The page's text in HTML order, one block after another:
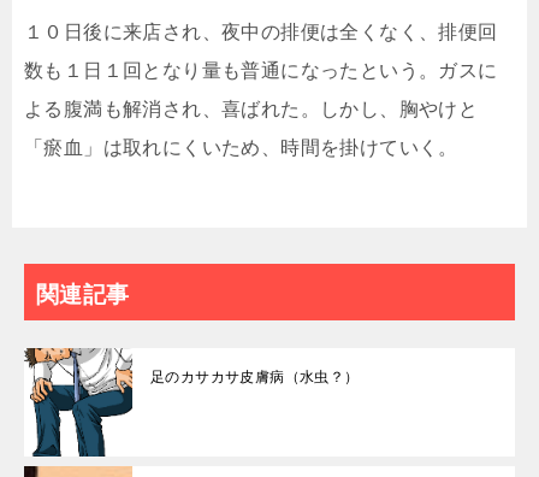
１０日後に来店され、夜中の排便は全くなく、排便回
数も１日１回となり量も普通になったという。ガスに
よる腹満も解消され、喜ばれた。しかし、胸やけと
「瘀血」は取れにくいため、時間を掛けていく。
関連記事
足のカサカサ皮膚病（水虫？）